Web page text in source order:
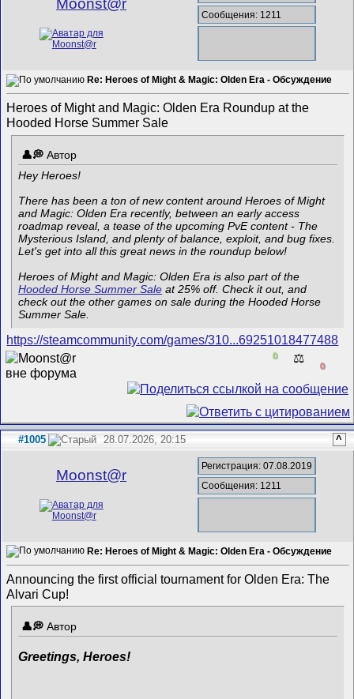
Mооnst@r
Сообщения: 1211
Re: Heroes of Might & Magic: Olden Era - Обсуждение
Heroes of Might and Magic: Olden Era Roundup at the
Hooded Horse Summer Sale
Автор
Hey Heroes!
There has been a ton of new content around Heroes of Might
and Magic: Olden Era recently, between an early access
roadmap reveal, a tease of the upcoming PvE content - The
Mysterious Island, and plenty of balance, exploit, and bug fixes.
Let's get into all this great news in the roundup below!
Heroes of Might and Magic: Olden Era is also part of the
Hooded Horse Summer Sale at 25% off. Check it out, and
check out the other games on sale during the Hooded Horse
Summer Sale.
https://steamcommunity.com/games/310...69251018477488
0 ⚖️
0
#1005 28.07.2026, 20:15 ^
Mооnst@r
Регистрация: 07.08.2019
Сообщения: 1211
Re: Heroes of Might & Magic: Olden Era - Обсуждение
Announcing the first official tournament for Olden Era: The
Alvari Cup!
Автор
Greetings, Heroes!